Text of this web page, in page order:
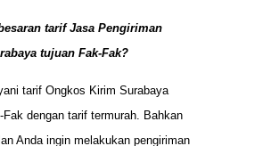
tarif Jasa Pengiriman
tujuan Fak-Fak?
tarif Ongkos Kirim Surabaya
Fak dengan tarif termurah. Bahkan
Anda ingin melakukan pengiriman